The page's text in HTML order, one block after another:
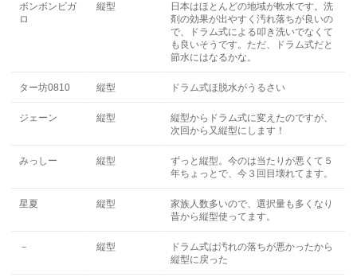
ボンボンビガ
ロ
縦型
日本はほとんどの地域が軟水です。洗
剤の効果が出やすく汚れ落ちが良いの
で、ドラム式による叩き洗いでなくて
も良いそうです。ただ、ドラム式だと
節水にはなるかな。
ター坊0810 縦型 ドラム式ほ脱水がうるさい
ジェーン 縦型
縦型からドラム式に変えたのですが、
次回から又縦型にします！
みっしー 縦型
ずっと縦型。今のは当たりが悪くて５
年ちょっとで、今３回目壊れてます。
星夏 縦型
家族人数多いので、選択量も多くなり
昔から縦型使ってます。
－ 縦型
ドラム式は汚れの落ちが悪かったから
縦型に戻った